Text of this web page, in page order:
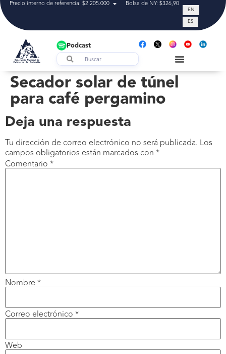
Precio interno de referencia: $2.205.000 Bolsa de NY: $326,90 Tasa de
EN
ES
Podcast
Secador solar de túnel
para café pergamino
Deja una respuesta
Tu dirección de correo electrónico no será publicada. Los
campos obligatorios están marcados con *
Comentario *
Nombre *
Correo electrónico *
Web